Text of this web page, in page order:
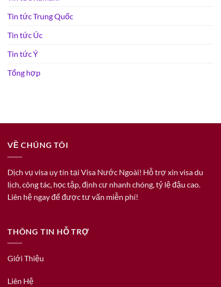
Tin tức Trung Quốc
Tin tức Úc
Tin tức Ý
Tổng hợp
VỀ CHÚNG TÔI
Dịch vụ visa uy tín tại Visa Nước Ngoài! Hỗ trợ xin visa du
lịch, công tác, học tập, định cư nhanh chóng, tỷ lệ đậu cao.
Liên hệ ngay để được tư vấn miễn phí!
THÔNG TIN HỖ TRỢ
Giới Thiệu
Liên Hệ